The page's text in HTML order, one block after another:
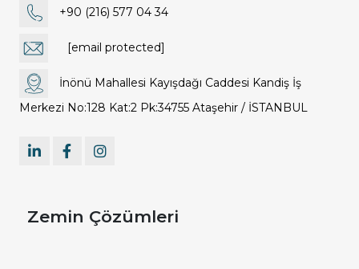
+90 (216) 577 04 34
[email protected]
İnönü Mahallesi Kayışdağı Caddesi Kandiş İş
Merkezi No:128 Kat:2 Pk:34755 Ataşehir / İSTANBUL
Zemin Çözümleri